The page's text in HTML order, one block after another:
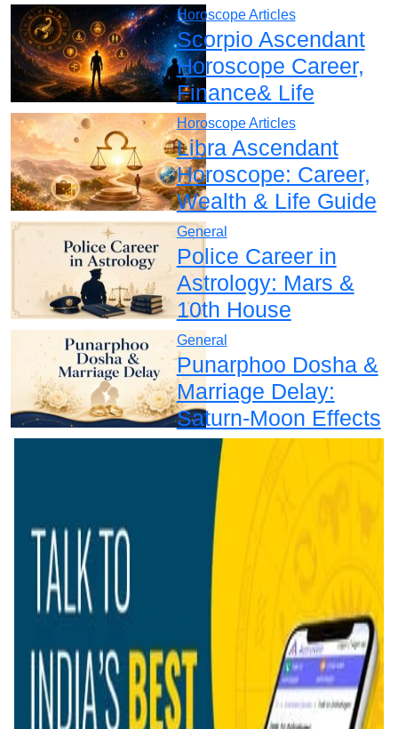
Horoscope Articles
Scorpio Ascendant
Horoscope Career,
Finance& Life
Horoscope Articles
Libra Ascendant
Horoscope: Career,
Wealth & Life Guide
General
Police Career in
Astrology: Mars &
10th House
General
Punarphoo Dosha &
Marriage Delay:
Saturn-Moon Effects